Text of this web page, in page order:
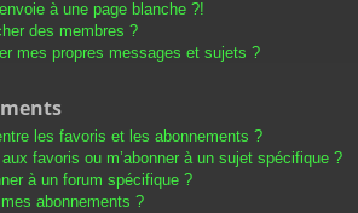
à une page blanche ?!
des membres ?
mes propres messages et sujets ?
les favoris et les abonnements ?
favoris ou m’abonner à un sujet spécifique ?
à un forum spécifique ?
abonnements ?